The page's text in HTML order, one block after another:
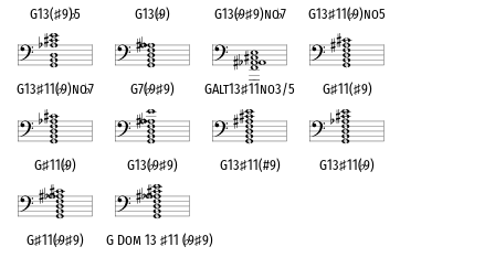
G13(♯9)♭5 G13(♭9) G13(♭9♯9)no♭7 G13♯11(♭9)no5
G13♯11(♭9)no♭7 G7(♭9♯9) GAlt13♯11no3/5 G♯11(♯9)
G♯11(♭9) G13(♭9♯9) G13♯11(#9) G13♯11(♭9)
G♯11(♭9♯9) G Dom 13♯11 (♭9♯9)